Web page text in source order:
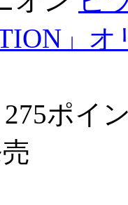
ン
」